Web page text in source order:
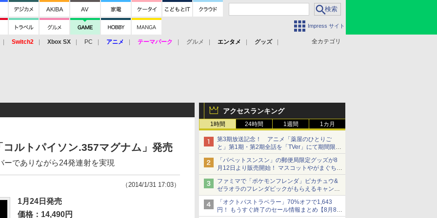
Impress サイト
全カテゴリ
Switch2 Xbox SX PC アニメ テーマパーク グルメ エンタメ
グッズ
アクセスランキング
1時間 24時間 1週間 1カ月
第3期放送記念！ アニメ「薬屋のひとりご
と」第1期・第2期全話を「TVer」にて期間限定
で順次無料配信開始
「パペットスンスン」の郵便局限定グッズが8
月12日より販売開始！ マスコットやがまぐち、
レターセットなどが登場
ファミマで「ポケモンフレンダ」ピカチュウ&
ゼラオラのフレンダピックがもらえるキャンペ
ーン開催！
「オクトパストラベラー」70%オフで1,643
円！ もうすぐ終了のセール情報まとめ【8月8日
ルトパイソン.357マグナム」発売
ーでありながら24発連射を実現
（2014/1/31 17:03）
1月24日発売
価格：14,490円